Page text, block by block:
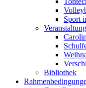
Sport
Bibliothek